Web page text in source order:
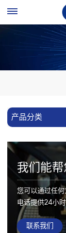
产品分类
我们能
您可以通过任
电话提供24小
联系我们